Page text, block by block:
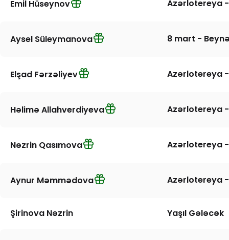
Emil Hüseynov Azərlotereya -
Aysel Süleymanova 8 mart -
Elşad Fərzəliyev Azərlotereya -
Həlimə Allahverdiyeva Azərlotereya -
Nəzrin Qasımova Azərlotereya -
Aynur Məmmədova Azərlotereya -
Şirinova Nəzrin Yaşıl Gələcək